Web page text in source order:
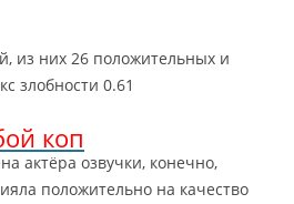
е
Л
у
из них 26 положительных и
злобности 0.61
коп
актёра озвучки, конечно,
положительно на качество